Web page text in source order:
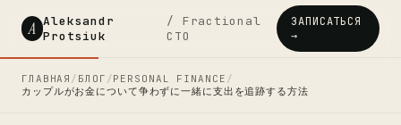
A Aleksandr
Protsiuk
/ Fractional
CTO
ЗАПИСАТЬСЯ
→
ГЛАВНАЯ / БЛОГ /PERSONAL FINANCE /
カップルがお金について争わずに一緒に支出を追跡する方法